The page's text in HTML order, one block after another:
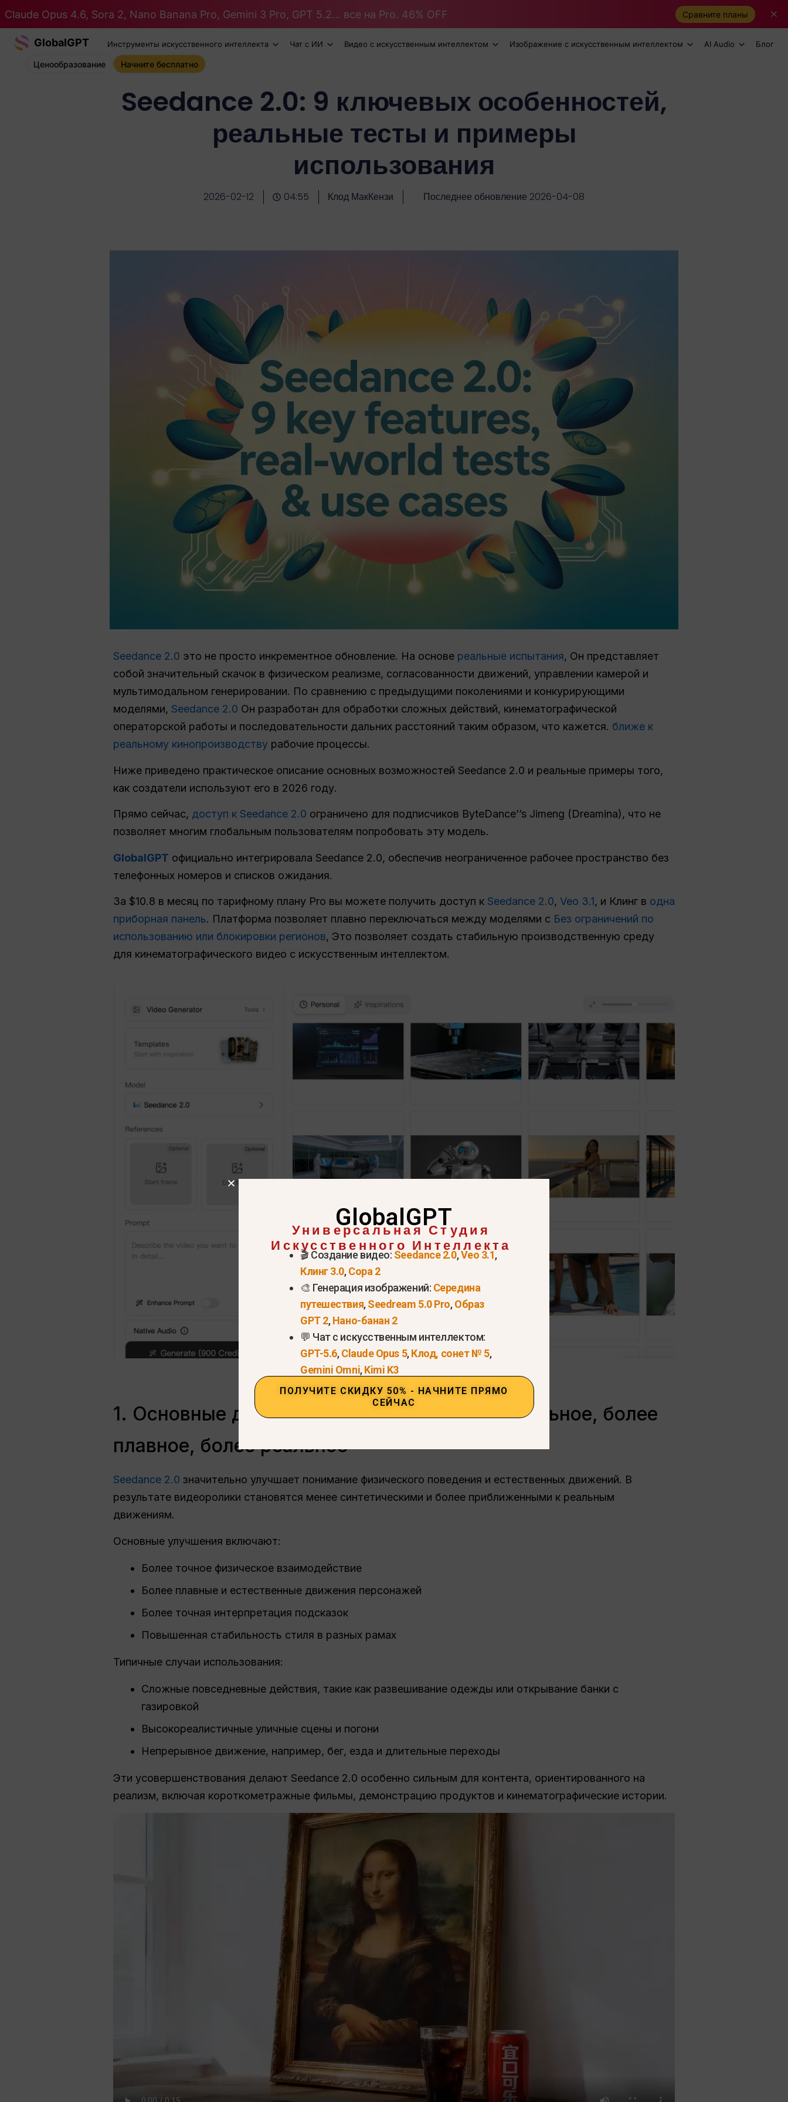
Claude Opus 4.6, Sora 2, Nano Banana Pro, Gemini 3 Pro, GPT 5.2... все на Pro. 46% OFF Сравните планы
GlobalGPT Инструменты искусственного интеллекта Чат с ИИ Видео с искусственным интеллектом Изображение с искусственным интеллектом AI Audio Блог
Ценообразование Начните бесплатно
Seedance 2.0: 9 ключевых особенностей,
реальные тесты и примеры
использования
2026-02-12 04:55 Клод МакКензи Последнее обновление 2026-04-08
Seedance 2.0 это не просто инкрементное обновление. На основе реальные испытания, Он представляет
собой значительный скачок в физическом реализме, согласованности движений, управлении камерой и
мультимодальном генерировании. По сравнению с предыдущими поколениями и конкурирующими
моделями, Seedance 2.0 Он разработан для обработки сложных действий, кинематографической
операторской работы и последовательности дальних расстояний таким образом, что кажется. ближе к
реальному кинопроизводству рабочие процессы.
Ниже приведено практическое описание основных возможностей Seedance 2.0 и реальные примеры того,
как создатели используют его в 2026 году.
Прямо сейчас, доступ к Seedance 2.0 ограничено для подписчиков ByteDance’’s Jimeng (Dreamina), что не
позволяет многим глобальным пользователям попробовать эту модель.
GlobalGPT официально интегрировала Seedance 2.0, обеспечив неограниченное рабочее пространство без
телефонных номеров и списков ожидания.
За $10.8 в месяц по тарифному плану Pro вы можете получить доступ к Seedance 2.0, Veo 3.1, и Клинг в одна
приборная панель. Платформа позволяет плавно переключаться между моделями с Без ограничений по
использованию или блокировки регионов, Это позволяет создать стабильную производственную среду
для кинематографического видео с искусственным интеллектом.
Попробуйте Seedance 2 прямо сейчас >
1. Основные движения и физика: Более стабильное, более
плавное, более реальное
Seedance 2.0 значительно улучшает понимание физического поведения и естественных движений. В
результате видеоролики становятся менее синтетическими и более приближенными к реальным
движениям.
Основные улучшения включают:
Более точное физическое взаимодействие
Более плавные и естественные движения персонажей
Более точная интерпретация подсказок
Повышенная стабильность стиля в разных рамах
Типичные случаи использования:
Сложные повседневные действия, такие как развешивание одежды или открывание банки с
газировкой
Высокореалистичные уличные сцены и погони
Непрерывное движение, например, бег, езда и длительные переходы
Эти усовершенствования делают Seedance 2.0 особенно сильным для контента, ориентированного на
реализм, включая короткометражные фильмы, демонстрацию продуктов и кинематографические истории.
GlobalGPT
Универсальная Студия
Искусственного Интеллекта
🎬 Создание видео: Seedance 2.0,Veo 3.1,
Клинг 3.0,Сора 2
🎨 Генерация изображений: Середина
путешествия,Seedream 5.0 Pro,Образ
GPT 2,Нано-банан 2
💬 Чат с искусственным интеллектом:
GPT-5.6,Claude Opus 5,Клод, сонет № 5,
Gemini Omni,Kimi K3
ПОЛУЧИТЕ СКИДКУ 50% - НАЧНИТЕ ПРЯМО
СЕЙЧАС